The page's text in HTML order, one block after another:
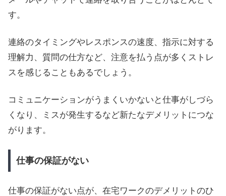
す。
連絡のタイミングやレスポンスの速度、指示に対する
理解力、質問の仕方など、注意を払う点が多くストレ
スを感じることもあるでしょう。
コミュニケーションがうまくいかないと仕事がしづら
くなり、ミスが発生するなど新たなデメリットにつな
がります。
仕事の保証がない
仕事の保証がない点が、在宅ワークのデメリットのひ